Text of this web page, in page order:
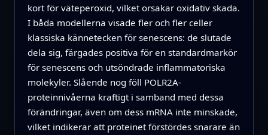
kort för väteperoxid, vilket orsakar oxidativ skada.
I båda modellerna visade fler och fler celler
klassiska kännetecken för senescens: de slutade
dela sig, färgades positiva för en standardmarkör
för senescens och utsöndrade inflammatoriska
molekyler. Slående nog föll POLR2A-
proteinnivåerna kraftigt i samband med dessa
förändringar, även om dess mRNA inte minskade,
vilket indikerar att proteinet förstördes snarare än